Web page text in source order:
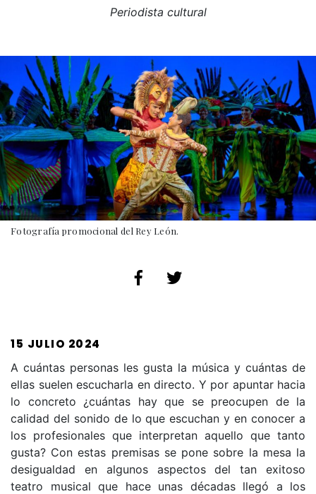
Periodista cultural
Fotografía promocional del Rey León.
PUBLICADO
15 JULIO 2024
A cuántas personas les gusta la música y cuántas de
ellas suelen escucharla en directo. Y por apuntar hacia
lo concreto ¿cuántas hay que se preocupen de la
calidad del sonido de lo que escuchan y en conocer a
los profesionales que interpretan aquello que tanto
gusta? Con estas premisas se pone sobre la mesa la
desigualdad en algunos aspectos del tan exitoso
teatro musical que hace unas décadas llegó a los